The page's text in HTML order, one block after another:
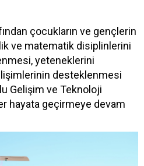
çocukların ve gençlerin
ve matematik disiplinlerini
yeteneklerini
desteklenmesi
Gelişim ve Teknoloji
hayata geçirmeye devam